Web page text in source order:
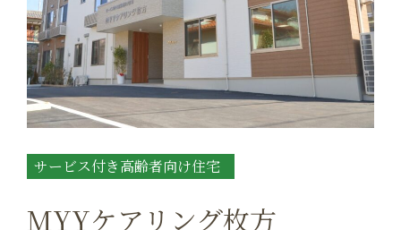
サービス付き高齢者向け住宅
MYYケアリング枚方